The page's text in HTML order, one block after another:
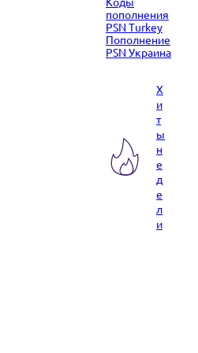
пополнения
PSN Turkey
Пополнение
PSN Украина
Х
и
т
ы
н
е
д
е
л
и